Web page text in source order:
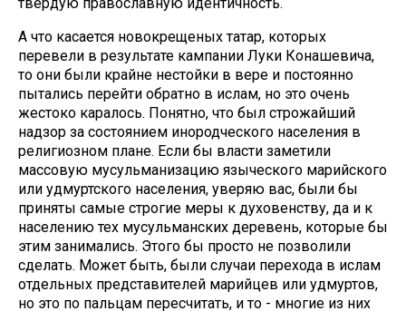
А что касается новокрещеных татар, которых
перевели в результате кампании Луки Конашевича,
то они были крайне нестойки в вере и постоянно
пытались перейти обратно в ислам, но это очень
жестоко каралось. Понятно, что был строжайший
надзор за состоянием инородческого населения в
религиозном плане. Если бы власти заметили
массовую мусульманизацию языческого марийского
или удмуртского населения, уверяю вас, были бы
приняты самые строгие меры к духовенству, да и к
населению тех мусульманских деревень, которые бы
этим занимались. Этого бы просто не позволили
сделать. Может быть, были случаи перехода в ислам
отдельных представителей марийцев или удмуртов,
но это по пальцам пересчитать, и то - многие из них